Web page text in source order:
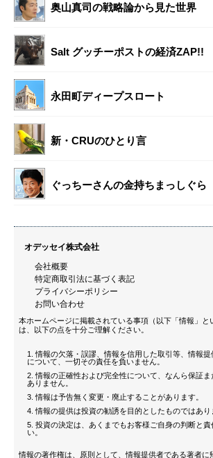
奥山真司の戦略論から見た世界
Salt グッチーポストの経済ZAP!!
永田町ディープスロート
新・CRUのひとり言
ぐっちーさんの金持ちまっしぐら
オデッセイ株式会社
会社概要
特定商取引法に基づく表記
プライバシーポリシー
お問い合わせ
本ホームページに掲載されている事項（以下「情報」と
は、以下の点を十分ご理解ください。
情報の欠落・誤謬、情報を信用した取引等、情報
について、一切その責任を負いません。
情報の正確性および完全性について、なんら保証
ありません。
情報は予告無く変更・廃止することがあります。
情報の提供は投資の勧誘を目的としたものではあり
投資の決定は、あくまでもお客様ご自身の判断と責
い。
情報の著作権は、原則として、情報提供者である著者に